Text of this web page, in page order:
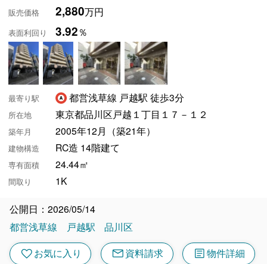
販売価格 2,880万円
表面利回り 3.92％
最寄り駅 都営浅草線 戸越駅 徒歩3分
所在地 東京都品川区戸越１丁目１７－１２
築年月 2005年12月（築21年）
建物構造 RC造 14階建て
専有面積 24.44㎡
間取り 1K
公開日：2026/05/14
都営浅草線
戸越駅 品川区
favoriteお気に入り mail資料請求 article物件詳細